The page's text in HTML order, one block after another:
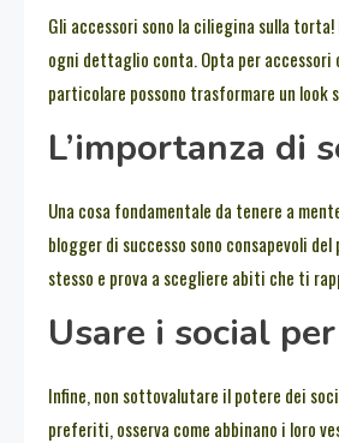
Gli accessori sono la ciliegina sulla
ogni dettaglio conta. Opta per accessori
particolare possono trasformare un look
L’importanza di
Una cosa fondamentale da tenere a
blogger di successo sono consapevoli
stesso e prova a scegliere abiti che ti
Usare i social
Infine, non sottovalutare il potere dei
preferiti, osserva come abbinano i loro